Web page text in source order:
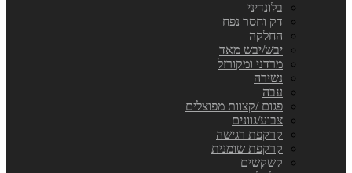
בלונדיני
דק וחסר נפח
החלקה
יבש/יבש מאד
מרדני ומקורזל
נשירה
עבה
פגום /קצוות מפוצלים
צבוע/גוונים
קרקפת רגישה
קרקפת שומנית
קשקשים